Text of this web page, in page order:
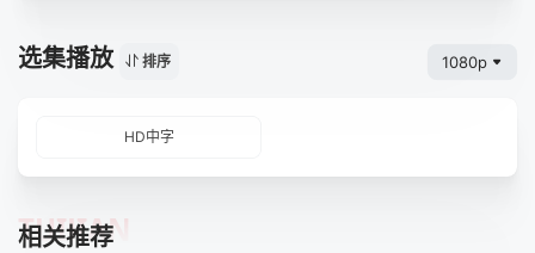
选集播放 排序 1080p
HD中字
相关推荐
TUIJIAN